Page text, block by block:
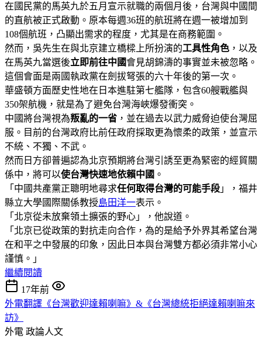
在國民黨的馬英九於五月宣示就職的兩個月後，台灣與中國間
的直航被正式啟動。原本每週36班的航班將在週一被增加到
108個航班，凸顯出需求的程度，尤其是在商務範圍。
然而，吳先生在與北京建立橋樑上所扮演的工具性角色 ，以及
在馬英九當選後立即前往中國會見胡錦濤的事實並未被忽略。
這個會面是兩國執政黨在劍拔弩張的六十年後的第一次。
華盛頓方面歷史性地在日本進駐第七艦隊，包含60艘戰艦與
350架航機，就是為了避免台灣海峽爆發衝突。
中國將台灣視為叛亂的一省 ，並在過去以武力威脅迫使台灣屈
服。目前的台灣政府比前任政府採取更為懷柔的政策，並宣示
不統、不獨、不武。
然而日方卻普遍認為北京預期將台灣引誘至更為緊密的經貿關
係中，將可以使台灣快速地依賴中國 。
「中國共產黨正聰明地尋求任何取得台灣的可能手段 」，福井
縣立大學國際關係教授島田洋一表示。
「北京從未放棄領土擴張的野心」，他說道。
「北京已從政策的對抗走向合作，為的是給予外界其希望台灣
在和平之中發展的印象，因此日本與台灣雙方都必須非常小心
謹慎。」
繼續閱讀
17年前
外電翻譯《台灣歡迎達賴喇嘛》&《台灣總統拒絕達賴喇嘛來
訪》
外電 政論人文